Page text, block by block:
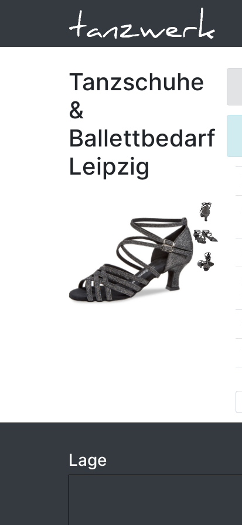
Tanzschuhe
&
Ballettbedarf
Leipzig
Lage